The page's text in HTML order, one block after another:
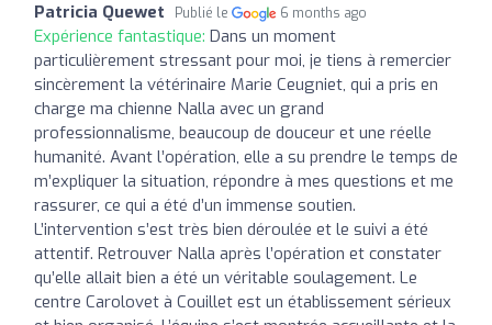
Patricia Quewet Publié le 6 months ago
Expérience fantastique: Dans un moment
particulièrement stressant pour moi, je tiens à remercier
sincèrement la vétérinaire Marie Ceugniet, qui a pris en
charge ma chienne Nalla avec un grand
professionnalisme, beaucoup de douceur et une réelle
humanité. Avant l’opération, elle a su prendre le temps de
m’expliquer la situation, répondre à mes questions et me
rassurer, ce qui a été d’un immense soutien.
L’intervention s’est très bien déroulée et le suivi a été
attentif. Retrouver Nalla après l’opération et constater
qu’elle allait bien a été un véritable soulagement. Le
centre Carolovet à Couillet est un établissement sérieux